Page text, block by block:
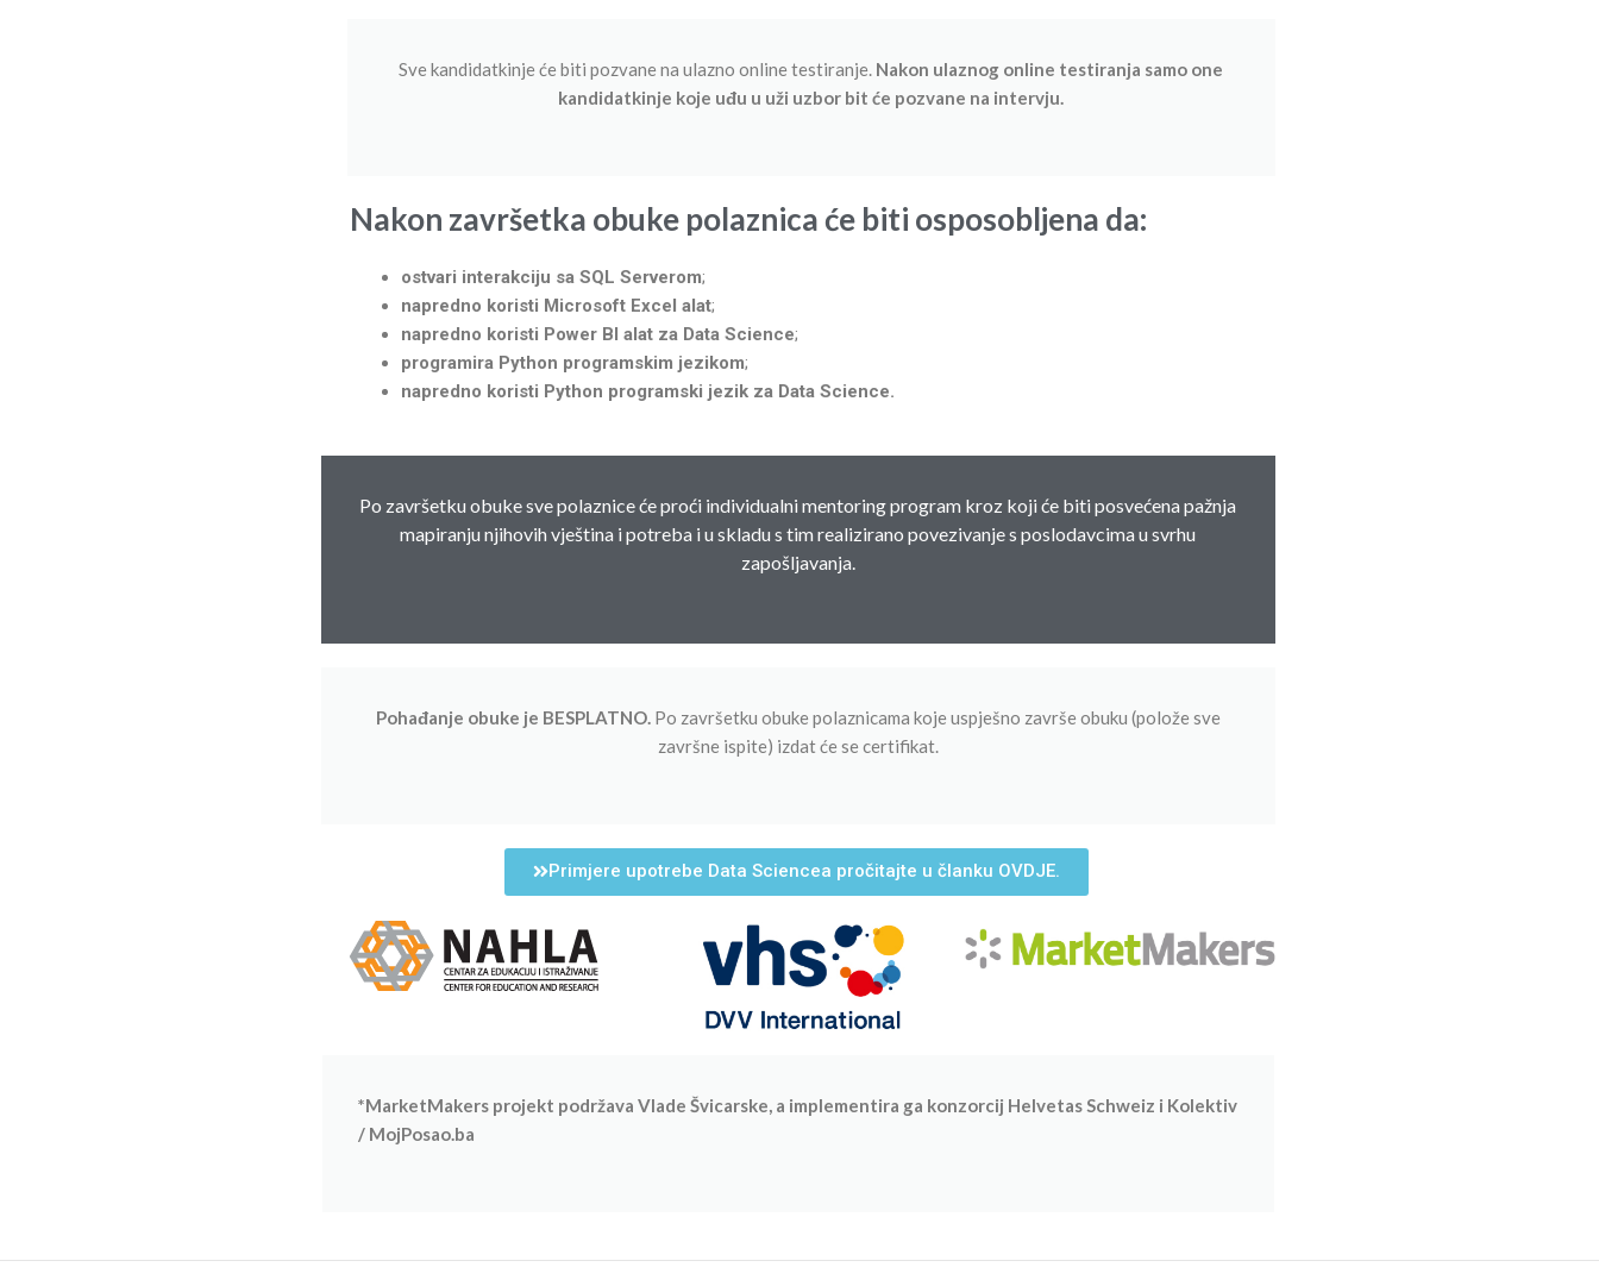
Sve kandidatkinje će biti pozvane na ulazno online testiranje. Nakon ulaznog online testiranja samo one
kandidatkinje koje uđu u uži uzbor bit će pozvane na intervju.
Nakon završetka obuke polaznica će biti osposobljena da:
ostvari interakciju sa SQL Serverom;
napredno koristi Microsoft Excel alat;
napredno koristi Power BI alat za Data Science;
programira Python programskim jezikom;
napredno koristi Python programski jezik za Data Science.
Po završetku obuke sve polaznice će proći individualni mentoring program kroz koji će biti posvećena pažnja
mapiranju njihovih vještina i potreba i u skladu s tim realizirano povezivanje s poslodavcima u svrhu
zapošljavanja.​
Pohađanje obuke je BESPLATNO.Po završetku obuke polaznicama koje uspješno završe obuku (polože sve
završne ispite) izdat će se certifikat.
Primjere upotrebe Data Sciencea pročitajte u članku OVDJE.
*MarketMakers projekt podržava Vlade Švicarske, a implementira ga konzorcij Helvetas Schweiz i Kolektiv
/ MojPosao.ba